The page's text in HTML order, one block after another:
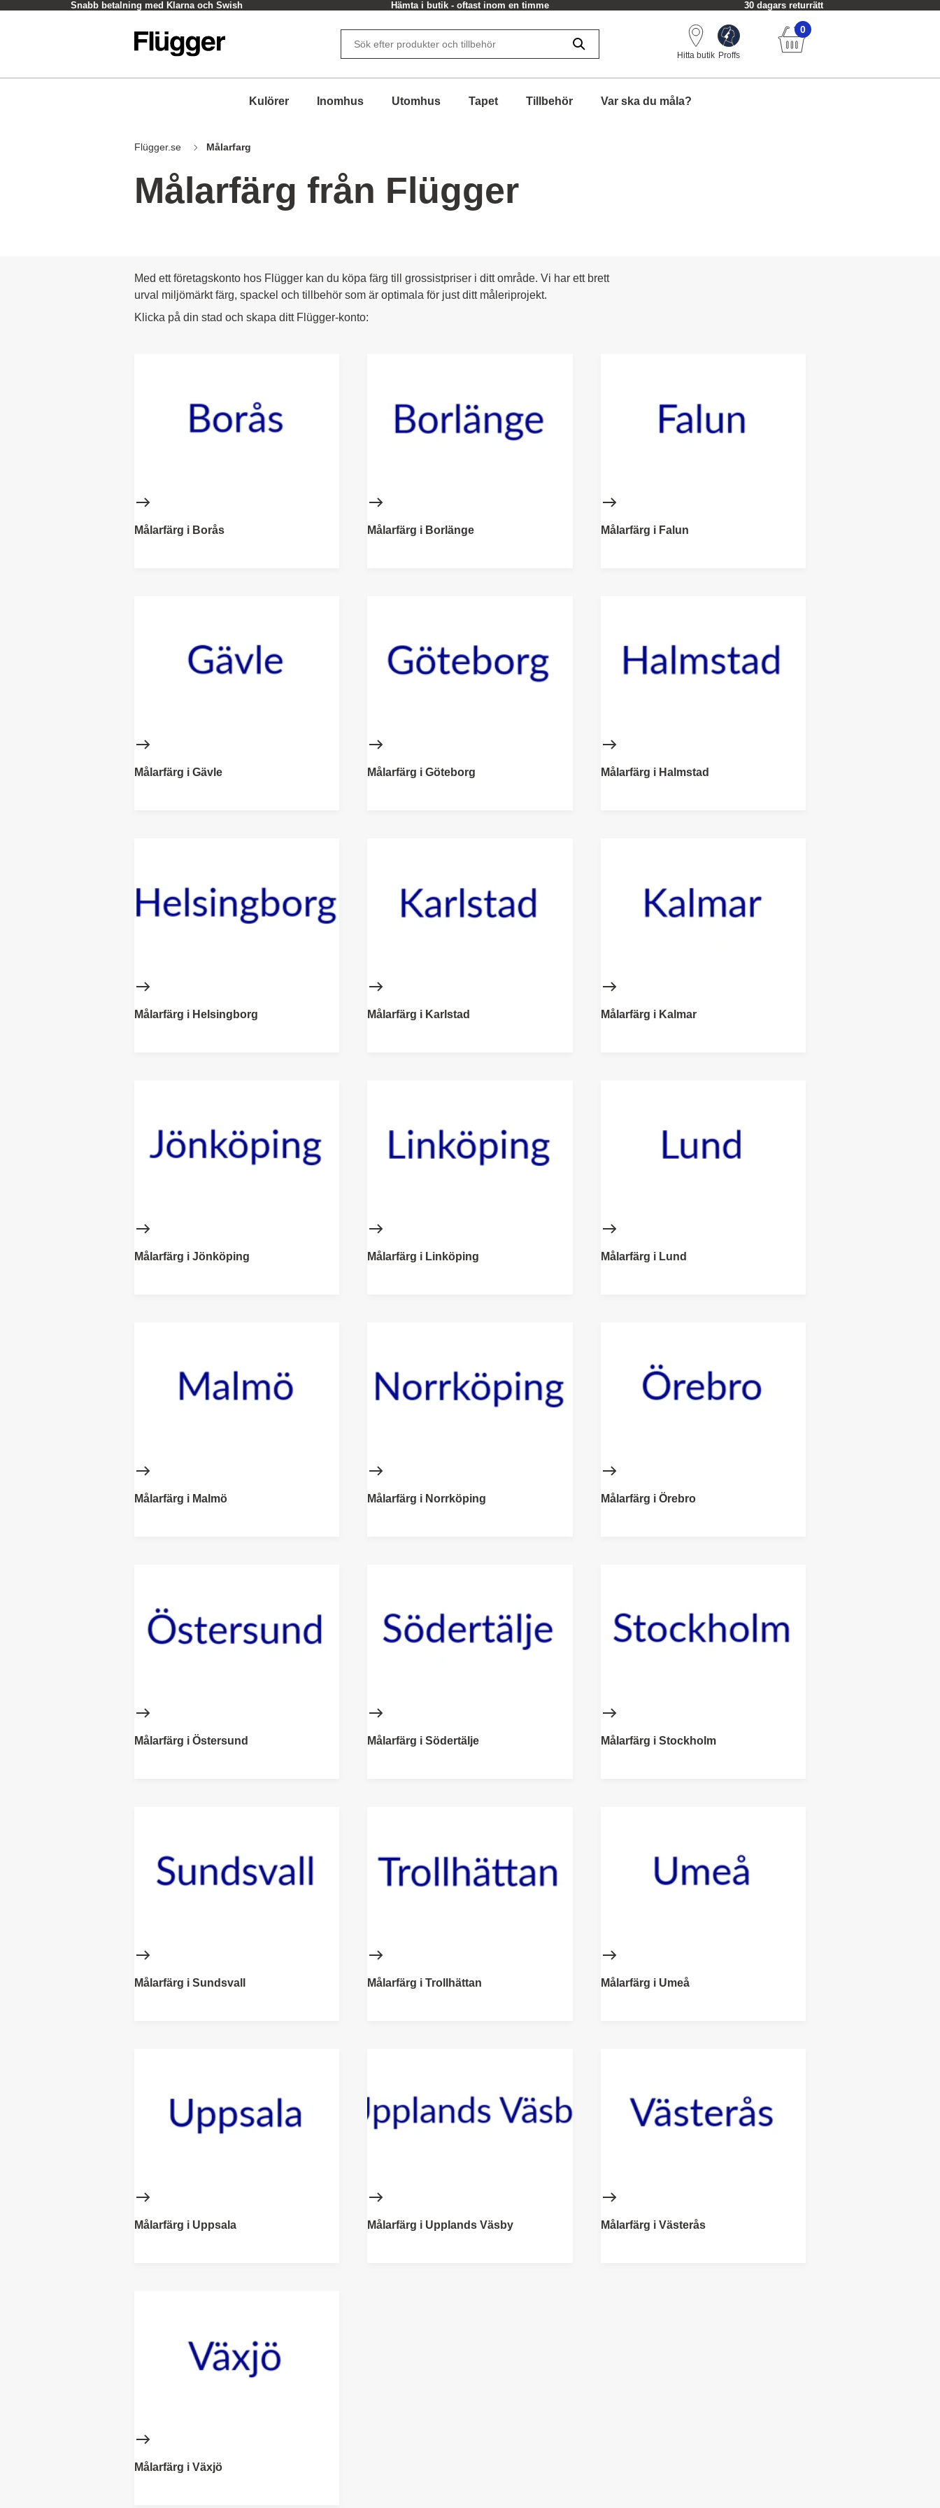
Snabb betalning med Klarna och Swish Hämta i butik - oftast inom en timme 30 dagars returrätt
Hitta butik Proffs
0
Kulörer Inomhus Utomhus Tapet Tillbehör Var ska du måla?
Flügger.se Målarfarg
Målarfärg från Flügger
Med ett företagskonto hos Flügger kan du köpa färg till grossistpriser i ditt område. Vi har ett brett
urval miljömärkt färg, spackel och tillbehör som är optimala för just ditt måleriprojekt.
Klicka på din stad och skapa ditt Flügger-konto:
Målarfärg i Borås Målarfärg i Borlänge Målarfärg i Falun
Målarfärg i Gävle Målarfärg i Göteborg Målarfärg i Halmstad
Målarfärg i Helsingborg Målarfärg i Karlstad Målarfärg i Kalmar
Målarfärg i Jönköping Målarfärg i Linköping Målarfärg i Lund
Målarfärg i Malmö Målarfärg i Norrköping Målarfärg i Örebro
Målarfärg i Östersund Målarfärg i Södertälje Målarfärg i Stockholm
Målarfärg i Sundsvall Målarfärg i Trollhättan Målarfärg i Umeå
Målarfärg i Uppsala Målarfärg i Upplands Väsby Målarfärg i Västerås
Målarfärg i Växjö